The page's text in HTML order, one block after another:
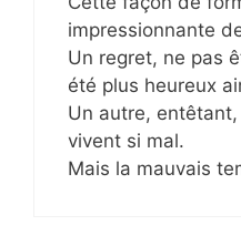
impressionnante
Un regret, ne pas
été plus heureux
Un autre,
vivent si mal.
Mais la mauvais